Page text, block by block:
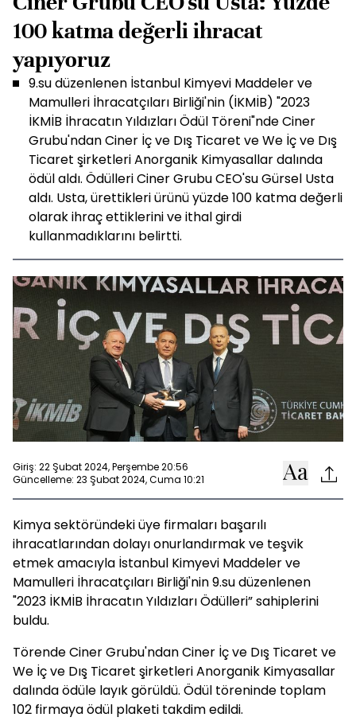
100 katma değerli ihracat
yapıyoruz
9.su düzenlenen İstanbul Kimyevi Maddeler ve
Mamulleri İhracatçıları Birliği'nin (İKMİB) "2023
İKMİB İhracatın Yıldızları Ödül Töreni"nde Ciner
Grubu'ndan Ciner İç ve Dış Ticaret ve We İç ve Dış
Ticaret şirketleri Anorganik Kimyasallar dalında
ödül aldı. Ödülleri Ciner Grubu CEO'su Gürsel Usta
aldı. Usta, ürettikleri ürünü yüzde 100 katma değerli
olarak ihraç ettiklerini ve ithal girdi
kullanmadıklarını belirtti.
Giriş: 22 Şubat 2024, Perşembe 20:56
Güncelleme: 23 Şubat 2024, Cuma 10:21
Kimya sektöründeki üye firmaları başarılı
ihracatlarından dolayı onurlandırmak ve teşvik
etmek amacıyla İstanbul Kimyevi Maddeler ve
Mamulleri İhracatçıları Birliği'nin 9.su düzenlenen
"2023 İKMİB İhracatın Yıldızları Ödülleri” sahiplerini
buldu.
Törende Ciner Grubu'ndan Ciner İç ve Dış Ticaret ve
We İç ve Dış Ticaret şirketleri Anorganik Kimyasallar
dalında ödüle layık görüldü. Ödül töreninde toplam
102 firmaya ödül plaketi takdim edildi.